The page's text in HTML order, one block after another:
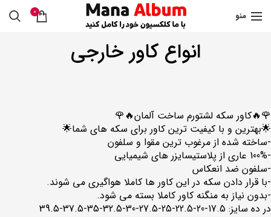
منو 0
انواع کاور خارجی
🌹🔥کاور سکه لشتورم ساخت آلمان🔥🌹
🌟بهترین و با کیفیت ترین کاور برای سکه های شما🌟
-ساخته شده از مرغوب ترین مقوا و سلفون
-100% عاری از پلاستیسایزر های شیمیایی
-سلفون ضد انعکاس
-با قرار دادن سکه در این کاور ها کاملا هواگیری می شوند.
-بدون نیاز به منگنه کاور کاملا بسته می شود.
در ده سایز: 17.5-20-22.5-25-27.5-30-32.5-35-37.5-39.5